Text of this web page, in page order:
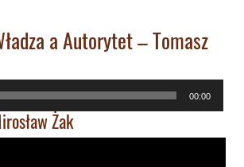
a Autorytet – Tomasz
00:00
Żak